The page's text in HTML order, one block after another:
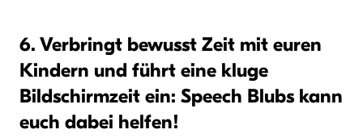
6. Verbringt bewusst Zeit mit euren
Kindern und führt eine kluge
Bildschirmzeit ein: Speech Blubs kann
euch dabei helfen!